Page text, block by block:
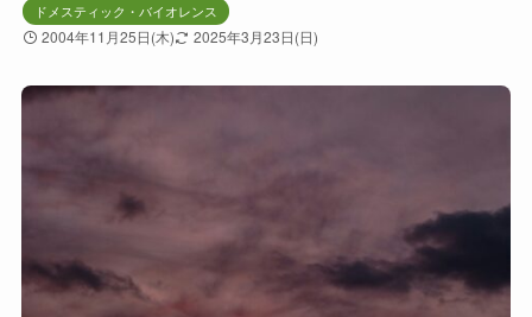
ドメスティック・バイオレンス
2004年11月25日(木) 2025年3月23日(日)